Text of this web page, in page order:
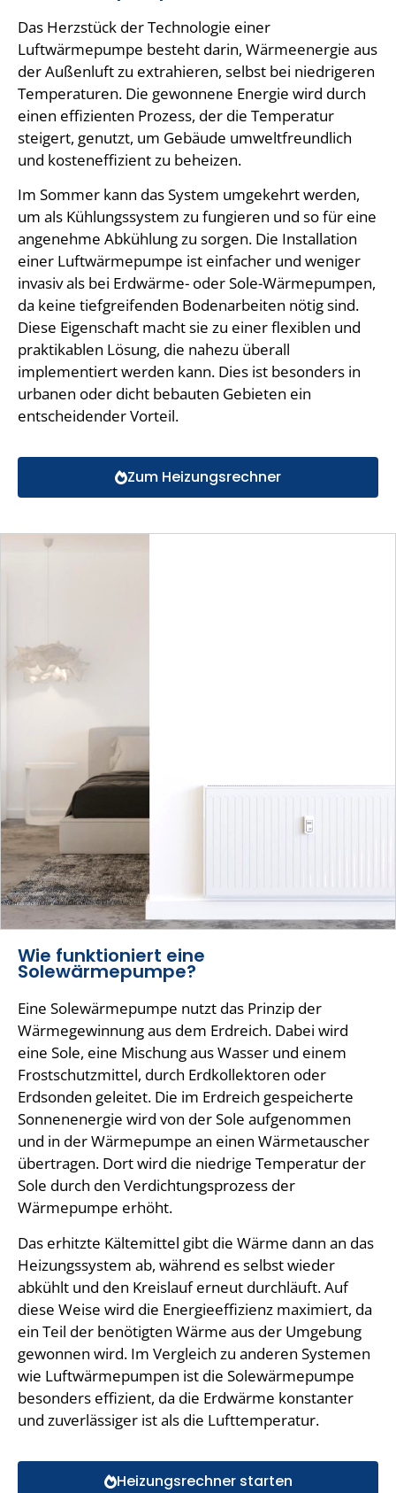
Das Herzstück der Technologie einer
Luftwärmepumpe besteht darin, Wärmeenergie aus
der Außenluft zu extrahieren, selbst bei niedrigeren
Temperaturen. Die gewonnene Energie wird durch
einen effizienten Prozess, der die Temperatur
steigert, genutzt, um Gebäude umweltfreundlich
und kosteneffizient zu beheizen.
Im Sommer kann das System umgekehrt werden,
um als Kühlungssystem zu fungieren und so für eine
angenehme Abkühlung zu sorgen. Die Installation
einer Luftwärmepumpe ist einfacher und weniger
invasiv als bei Erdwärme- oder Sole-Wärmepumpen,
da keine tiefgreifenden Bodenarbeiten nötig sind.
Diese Eigenschaft macht sie zu einer flexiblen und
praktikablen Lösung, die nahezu überall
implementiert werden kann. Dies ist besonders in
urbanen oder dicht bebauten Gebieten ein
entscheidender Vorteil.
Zum Heizungsrechner
Wie funktioniert eine
Solewärmepumpe?
Eine Solewärmepumpe nutzt das Prinzip der
Wärmegewinnung aus dem Erdreich. Dabei wird
eine Sole, eine Mischung aus Wasser und einem
Frostschutzmittel, durch Erdkollektoren oder
Erdsonden geleitet. Die im Erdreich gespeicherte
Sonnenenergie wird von der Sole aufgenommen
und in der Wärmepumpe an einen Wärmetauscher
übertragen. Dort wird die niedrige Temperatur der
Sole durch den Verdichtungsprozess der
Wärmepumpe erhöht.
Das erhitzte Kältemittel gibt die Wärme dann an das
Heizungssystem ab, während es selbst wieder
abkühlt und den Kreislauf erneut durchläuft. Auf
diese Weise wird die Energieeffizienz maximiert, da
ein Teil der benötigten Wärme aus der Umgebung
gewonnen wird. Im Vergleich zu anderen Systemen
wie Luftwärmepumpen ist die Solewärmepumpe
besonders effizient, da die Erdwärme konstanter
und zuverlässiger ist als die Lufttemperatur.
Heizungsrechner starten